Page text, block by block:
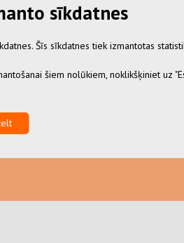
pie mums. Jūsu pienākums ir
un uzziniet
sīkdatnes
Šīs sīkdatnes tiek izmantotas
šiem nolūkiem, noklikšķiniet uz